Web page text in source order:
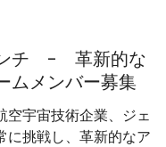
ンチ - 革新的な
ムメンバー募集
空宇宙技術企業、ジェ
に挑戦し、革新的なア